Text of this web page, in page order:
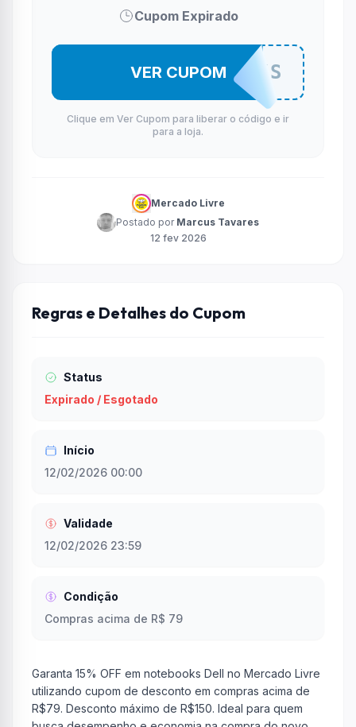
Cupom Expirado
15NOTEBOOKS
VER CUPOM
Clique em Ver Cupom para liberar o código e ir
para a loja.
Mercado Livre
Postado por Marcus Tavares
12 fev 2026
Regras e Detalhes do Cupom
Status
Expirado / Esgotado
Início
12/02/2026 00:00
Validade
12/02/2026 23:59
Condição
Compras acima de R$ 79
Garanta 15% OFF em notebooks Dell no Mercado Livre
utilizando cupom de desconto em compras acima de
R$79. Desconto máximo de R$150. Ideal para quem